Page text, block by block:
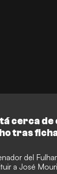
cerca
tras
del
a José